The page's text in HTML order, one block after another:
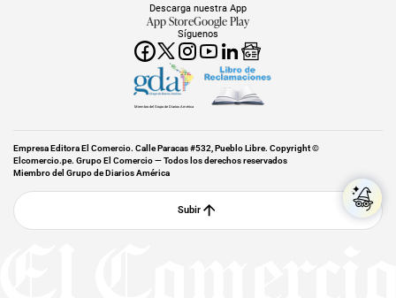
Síguenos
Descarga nuestra App
App StoreGoogle Play
Miembro del Grupo de Diarios América
Empresa Editora El Comercio. Calle Paracas #532, Pueblo Libre. Copyright ©
Elcomercio.pe. Grupo El Comercio — Todos los derechos reservados
Miembro del Grupo de Diarios América
Subir